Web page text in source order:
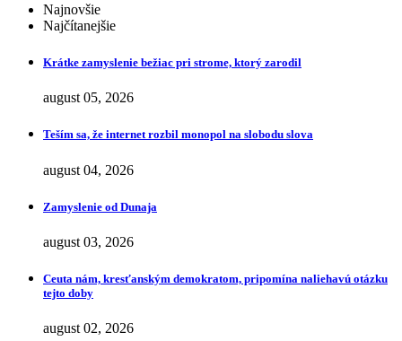
Najnovšie
Najčítanejšie
Krátke zamyslenie bežiac pri strome, ktorý zarodil
august 05, 2026
Teším sa, že internet rozbil monopol na slobodu slova
august 04, 2026
Zamyslenie od Dunaja
august 03, 2026
Ceuta nám, kresťanským demokratom, pripomína naliehavú otázku
tejto doby
august 02, 2026